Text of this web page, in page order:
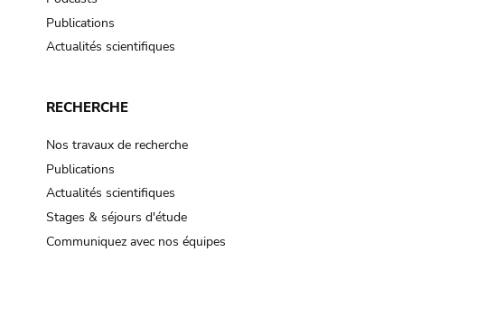
Publications
Actualités scientifiques
RECHERCHE
Nos travaux de recherche
Publications
Actualités scientifiques
Stages & séjours d'étude
Communiquez avec nos équipes